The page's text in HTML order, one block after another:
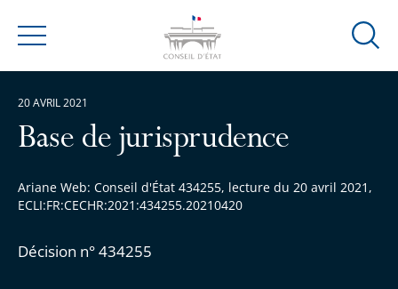
Menu
Ouvrir
Base de jurisprudence
Ariane Web: Conseil d'État 434255, lecture du 20 avril 2021,
ECLI:FR:CECHR:2021:434255.20210420
Décision n° 434255
20 AVRIL 2021